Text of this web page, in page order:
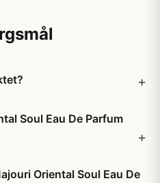
Soul Eau De Parfum
Oriental Soul Eau De